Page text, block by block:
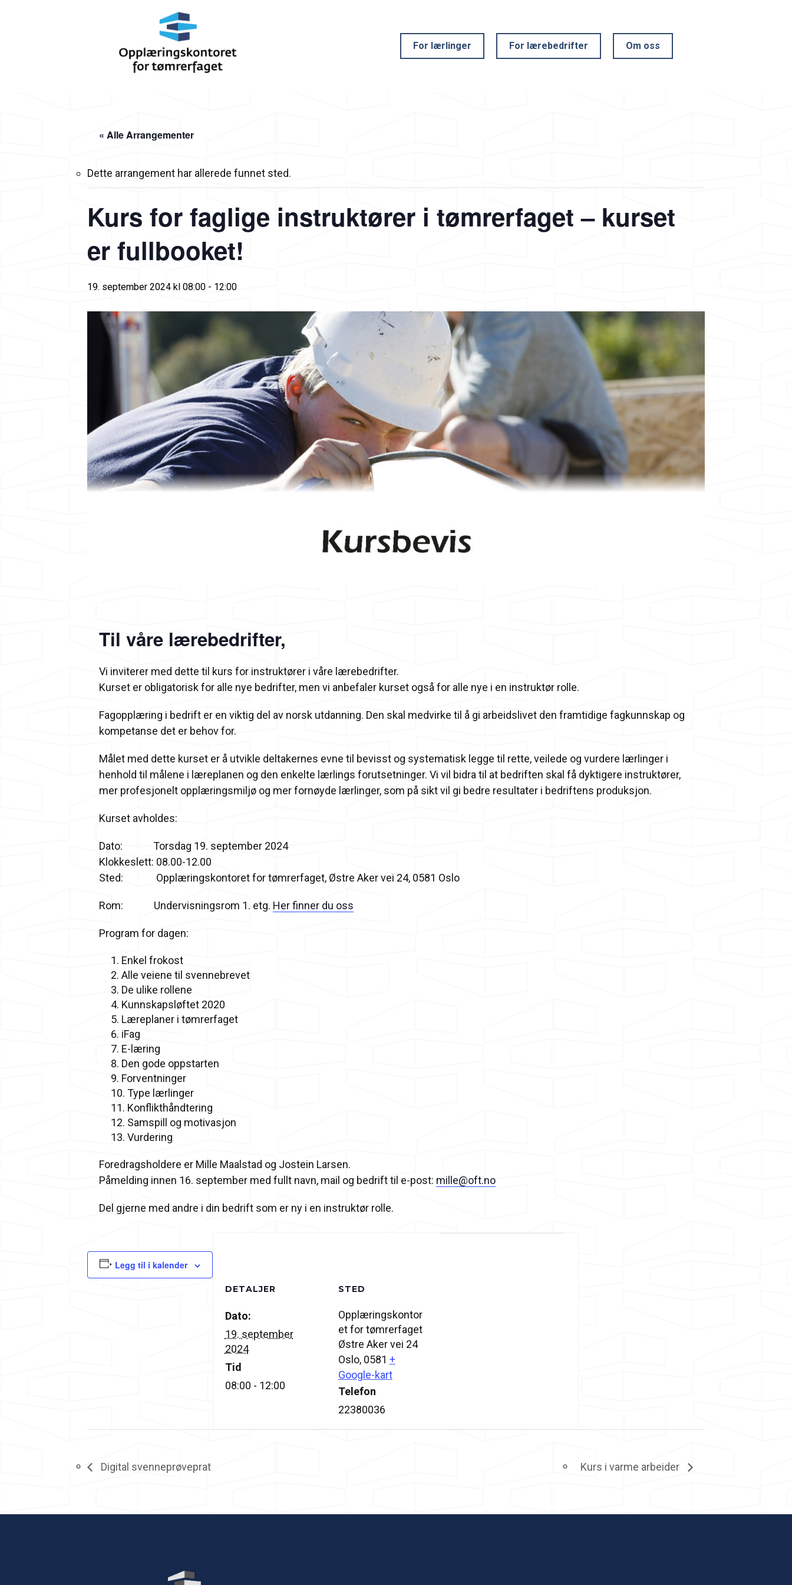
For lærlinger For lærebedrifter Om oss
« Alle Arrangementer
Dette arrangement har allerede funnet sted.
Kurs for faglige instruktører i tømrerfaget – kurset
er fullbooket!
19. september 2024 kl 08:00 - 12:00
Til våre lærebedrifter,
Vi inviterer med dette til kurs for instruktører i våre lærebedrifter.
Kurset er obligatorisk for alle nye bedrifter, men vi anbefaler kurset også for alle nye i en instruktør rolle.
Fagopplæring i bedrift er en viktig del av norsk utdanning. Den skal medvirke til å gi arbeidslivet den framtidige fagkunnskap og
kompetanse det er behov for.
Målet med dette kurset er å utvikle deltakernes evne til bevisst og systematisk legge til rette, veilede og vurdere lærlinger i
henhold til målene i læreplanen og den enkelte lærlings forutsetninger. Vi vil bidra til at bedriften skal få dyktigere instruktører,
mer profesjonelt opplæringsmiljø og mer fornøyde lærlinger, som på sikt vil gi bedre resultater i bedriftens produksjon.
Kurset avholdes:
Dato: Torsdag 19. september 2024
Klokkeslett: 08.00-12.00
Sted: Opplæringskontoret for tømrerfaget, Østre Aker vei 24, 0581 Oslo
Rom: Undervisningsrom 1. etg. Her finner du oss
Program for dagen:
Enkel frokost
Alle veiene til svennebrevet
De ulike rollene
Kunnskapsløftet 2020
Læreplaner i tømrerfaget
iFag
E-læring
Den gode oppstarten
Forventninger
Type lærlinger
Konflikthåndtering
Samspill og motivasjon
Vurdering
Foredragsholdere er Mille Maalstad og Jostein Larsen.
Påmelding innen 16. september med fullt navn, mail og bedrift til e-post: mille@oft.no
Del gjerne med andre i din bedrift som er ny i en instruktør rolle.
Legg til i kalender
DETALJER
Dato:
19. september
2024
Tid
08:00 - 12:00
STED
Opplæringskontor
et for tømrerfaget
Østre Aker vei 24
Oslo, 0581 +
Google-kart
Telefon
22380036
Digital svenneprøveprat Kurs i varme arbeider